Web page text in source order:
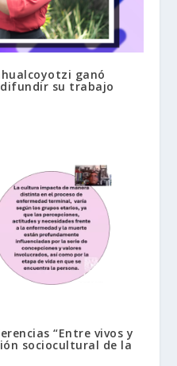
ganó
su trabajo
“Entre vivos y
sociocultural de la